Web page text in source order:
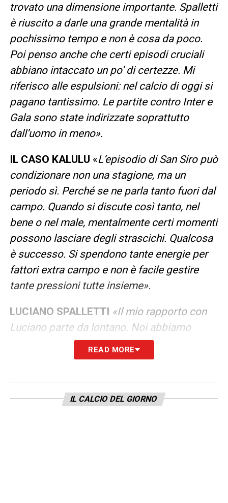
trovato una dimensione importante. Spalletti
è riuscito a darle una grande mentalità in
pochissimo tempo e non è cosa da poco.
Poi penso anche che certi episodi cruciali
abbiano intaccato un po’ di certezze. Mi
riferisco alle espulsioni: nel calcio di oggi si
pagano tantissimo. Le partite contro Inter e
Gala sono state indirizzate soprattutto
dall’uomo in meno».
IL CASO KALULU «L’episodio di San Siro può
condizionare non una stagione, ma un
periodo sì. Perché se ne parla tanto fuori dal
campo. Quando si discute così tanto, nel
bene o nel male, mentalmente certi momenti
possono lasciare degli strascichi. Qualcosa
è successo. Si spendono tante energie per
fattori extra campo e non è facile gestire
tante pressioni tutte insieme».
LUCIANO SPALLETTI «Il mio rapporto con
Luciano parte da lontano. Noi abbiamo
giocato insieme quando avevo 17 anni, poi
mi ha allenato in C ad Empoli. Sono stato
playout mi diedero l’idoneità e mi fece
giocare subito. Sono cose che non si
READ MORE
IL CALCIO DEL GIORNO